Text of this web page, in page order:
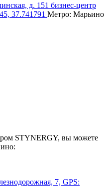
д. 151 бизнес-центр
37.741791 Метро: Марьино
STYNERGY, вы можете
7, GPS: